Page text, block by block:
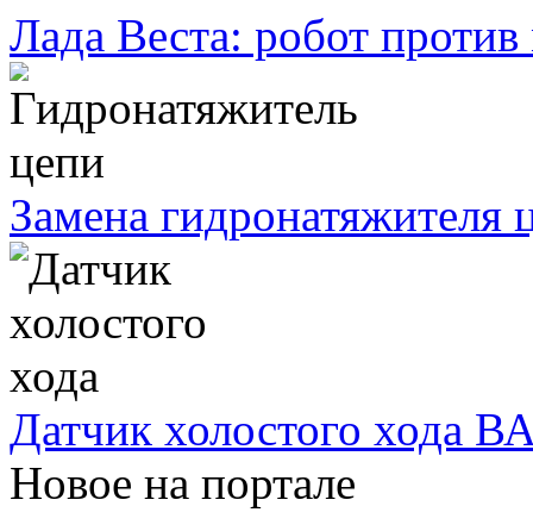
Лада Веста: робот
Замена
Датчик холостого хода
Новое на портале